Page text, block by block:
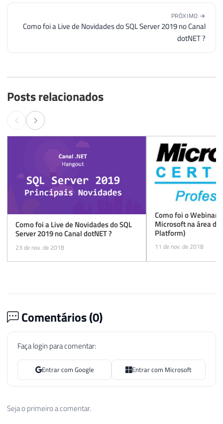
PRÓXIMO →
Como foi a Live de Novidades do SQL Server 2019 no Canal
dotNET ?
Posts relacionados
Como foi a Live de Novidades do SQL
Server 2019 no Canal dotNET ?
23 de nov. de 2018
Como foi o Webinar
Microsoft na área de
Platform)
11 de nov. de 2018
Comentários (0)
Faça login para comentar:
Entrar com Google Entrar com Microsoft
Seja o primeiro a comentar.